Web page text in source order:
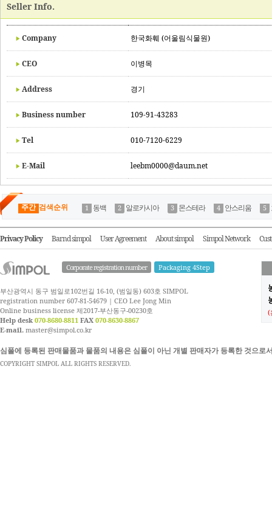
Seller Info.
Company 한국화훼 (어울림식물원)
CEO 이병목
Address 경기
Business number 109-91-43283
Tel 010-7120-6229
E-Mail leebm0000@daum.net
주간 검색순위 동백 알로카시아 몬스테라 안스리움
Privacy Policy Barnd simpol User Agreement About simpol Simpol Network
Corporate registration number Packaging 4Step
부산광역시 동구 범일로102번길 16-10, (범일동) 603호 SIMPOL
registration number 607-81-54679 | CEO Lee Jong Min
Online business license 제2017-부산동구-00230호
Help desk 070-8680-8811 FAX 070-8630-8867
E-mail. master@simpol.co.kr
(
심폴에 등록된 판매물품과 물품의 내용은 심폴이 아닌 개별 판매자가 등록한 것으
COPYRIGHT SIMPOL ALL RIGHTS RESERVED.